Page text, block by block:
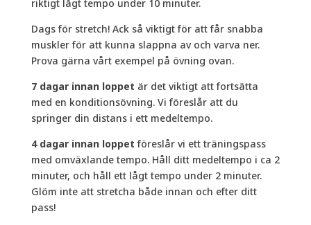
riktigt lågt tempo under 10 minuter.
Dags för stretch! Ack så viktigt för att får snabba
muskler för att kunna slappna av och varva ner.
Prova gärna vårt exempel på övning ovan.
7 dagar innan loppet är det viktigt att fortsätta
med en konditionsövning. Vi föreslår att du
springer din distans i ett medeltempo.
4 dagar innan loppet föreslår vi ett träningspass
med omväxlande tempo. Håll ditt medeltempo i ca 2
minuter, och håll ett lågt tempo under 2 minuter.
Glöm inte att stretcha både innan och efter ditt
pass!